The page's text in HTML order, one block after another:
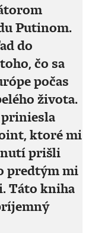
Putinom.
do
čo sa
počas
života.
ktoré mi
prišli
predtým mi
Táto kniha